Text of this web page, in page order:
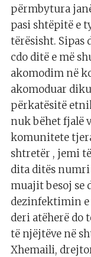
përmbytura
pasi shtëpitë e
tërësisht. Sipas
cdo ditë e më
akomodim në
akomoduar
përkatësitë
nuk bëhet fjalë
komunitete
shtretër , jemi
dita ditës
muajit besoj se
dezinfektimin e
deri atëherë
të njëjtëve në
Xhemaili,